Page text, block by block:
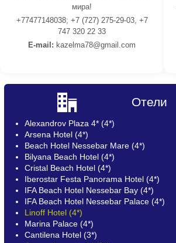
мира!
+77477148038; +7 (727) 275-29-03, +7
747 320 22 33
E-mail: kazelma78@gmail.com
Отели
Alexandrov Plaza 4* (4*)
Arsena Hotel (4*)
Beach Hotel Nessebar Mare (4*)
Bilyana Beach Hotel (4*)
Cristal Beach Hotel (4*)
Iberostar Festa Panorama Hotel (4*)
IFA Beach Hotel Nessebar Bay (4*)
IFA Beach Hotel Nessebar Palace (4*)
Linoff Hotel (4*)
Marina Palace (4*)
Cantilena Hotel (3*)